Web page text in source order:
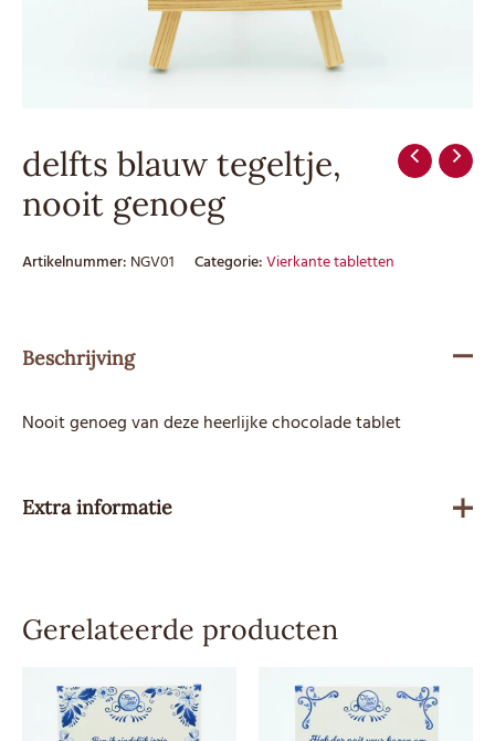
delfts blauw tegeltje,
nooit genoeg
Artikelnummer: NGV01 Categorie:Vierkante tabletten
Beschrijving
Nooit genoeg van deze heerlijke chocolade tablet
Extra informatie
Besteleenheid
1
Advies
verkoopprijs
Gerelateerde producten